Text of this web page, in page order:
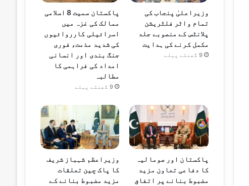
وزیراعلیٰ پنجاب کی
تمام واٹر فلٹریشن
پلانٹس کے منصوبے جلد
مکمل کرنے کی ہدایت
9 گھنٹے پہلے
پاکستان سمیت 8 اسلامی
ممالک کی غزہ میں
اسرائیلی کارروائیوں
کی شدید مذمت، فوری
جنگ بندی اور انسانی
امداد کی فراہمی کا
مطالبہ
9 گھنٹے پہلے
پاکستان اور صومالیہ
کا دفاعی تعاون مزید
مضبوط بنانے پر اتفاق
وزیراعظم شہباز شریف
کا پاک چین تعلقات
مزید مضبوط بنانے کے